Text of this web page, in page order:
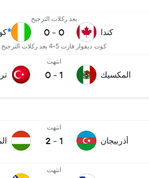
كندا
بعد ركلات الترجيح
0
-
0
كوت ديفوار فازت 5-4 بعد ركلات الترجيح
المكسيك
انتهت
1
-
0
أذربيجان
انتهت
1
-
2
انتهت